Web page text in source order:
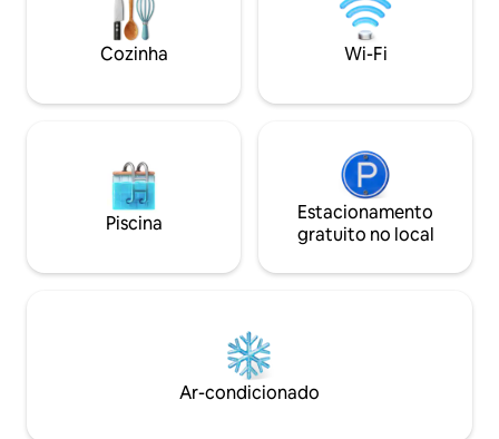
para você se preparar à vontade. A vida
selvagem frequenta o quintal.
Realizamos viagens de pesca guiadas em
reservamos viagens de halibute
hospedagem — é
tempo particular,
imagineer da
Cozinha Wi-Fi
Piscina
Estacionamento
gratuito no local
Ar-condicionado